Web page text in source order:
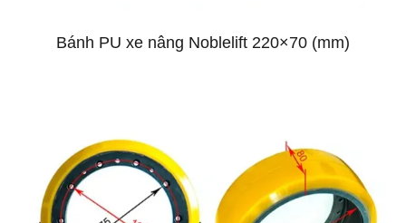
Bánh PU xe nâng Noblelift 220×70 (mm)